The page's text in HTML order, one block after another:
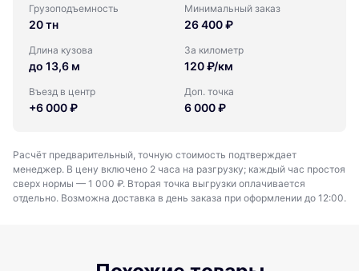
Грузоподъемность
20 тн
Минимальный заказ
26 400 ₽
Длина кузова
до 13,6 м
За километр
120 ₽/км
Въезд в центр
+6 000 ₽
Доп. точка
6 000 ₽
Расчёт предварительный, точную стоимость подтверждает
менеджер. В цену включено 2 часа на разгрузку; каждый час простоя
сверх нормы — 1 000 ₽. Вторая точка выгрузки оплачивается
отдельно. Возможна доставка в день заказа при оформлении до 12:00.